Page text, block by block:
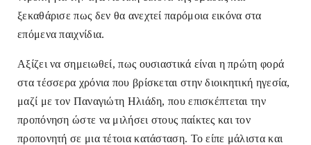
ξεκαθάρισε πως δεν θα ανεχτεί παρόμοια εικόνα στα
επόμενα παιχνίδια.
Αξίζει να σημειωθεί, πως ουσιαστικά είναι η πρώτη φορά
στα τέσσερα χρόνια που βρίσκεται στην διοικητική ηγεσία,
μαζί με τον Παναγιώτη Ηλιάδη, που επισκέπτεται την
προπόνηση ώστε να μιλήσει στους παίκτες και τον
προπονητή σε μια τέτοια κατάσταση. Το είπε μάλιστα και